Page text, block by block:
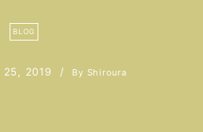
BLOG
25 2019 By Shiroura